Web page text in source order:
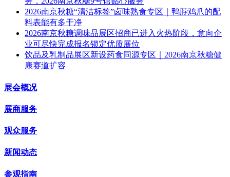
2026南京秋糖“清洁标签”卤味熟食专区｜鸭脖鸡爪的配
料表能有多干净
2026南京秋糖调味品展区招商已进入火热阶段，意向企
业可尽快完成报名锁定优质展位
饮品及乳制品展区新设药食同源专区｜2026南京秋糖健
康赛道扩容
展会概况
展商服务
观众服务
新闻动态
参观指南